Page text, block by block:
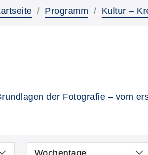
Programm Kultur –
der Fotografie – vom
Wochentage